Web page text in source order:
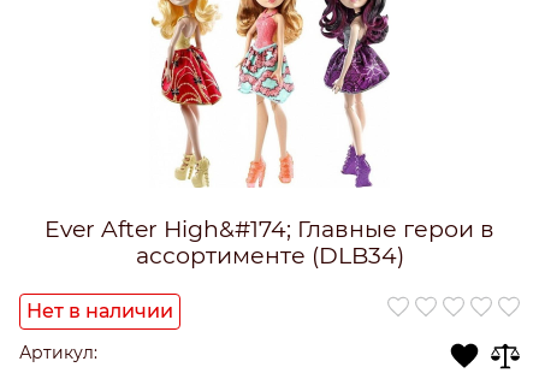
Ever After High&#174; Главные герои в
ассортименте (DLB34)
Нет в наличии
Артикул: